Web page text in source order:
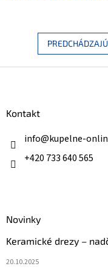
Kontakt
info@kupelne-
+420 733 640 565
Novinky
Keramické drezy –
20.10.2025